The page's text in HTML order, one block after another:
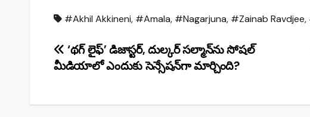
c
e
b
o
at
s
A
p
ar
e
#Akhil Akkineni, #Amala, #Nagarjuna, #Zainab Ravdjee,
Post
‘థగ్ లైఫ్’ డిజాస్టర్, దుల్కర్ సల్మాన్‌ను సోషల్
మీడియాలో ఎందుకు సెన్సేషన్‌గా మార్చింది?